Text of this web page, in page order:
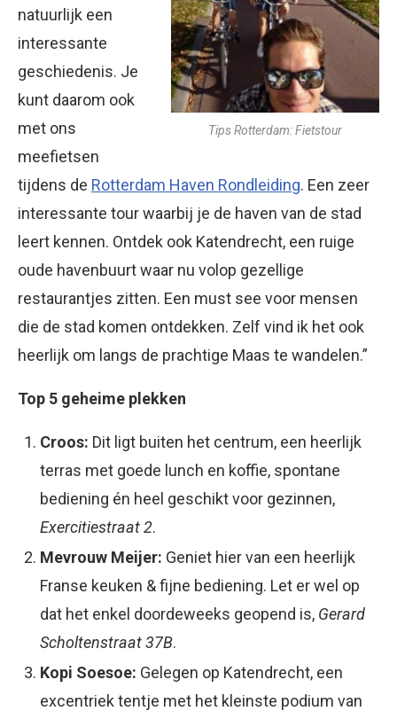
Tips Rotterdam: Fietstour
natuurlijk een
interessante
geschiedenis. Je
kunt daarom ook
met ons
meefietsen
tijdens de Rotterdam Haven Rondleiding. Een zeer
interessante tour waarbij je de haven van de stad
leert kennen. Ontdek ook Katendrecht, een ruige
oude havenbuurt waar nu volop gezellige
restaurantjes zitten. Een must see voor mensen
die de stad komen ontdekken. Zelf vind ik het ook
heerlijk om langs de prachtige Maas te wandelen.”
Top 5 geheime plekken
Croos: Dit ligt buiten het centrum, een heerlijk
terras met goede lunch en koffie, spontane
bediening én heel geschikt voor gezinnen,
Exercitiestraat 2.
Mevrouw Meijer: Geniet hier van een heerlijk
Franse keuken & fijne bediening. Let er wel op
dat het enkel doordeweeks geopend is, Gerard
Scholtenstraat 37B.
Kopi Soesoe: Gelegen op Katendrecht, een
excentriek tentje met het kleinste podium van